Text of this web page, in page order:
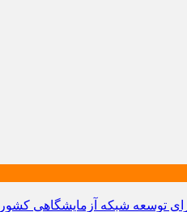
توسعه شبکه آزمایشگاهی کشور